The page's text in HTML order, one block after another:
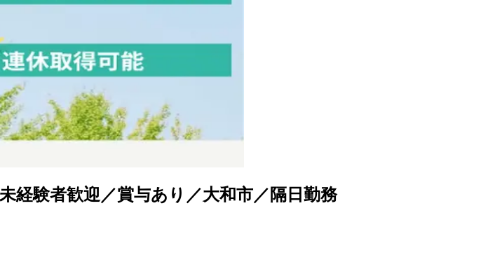
経験者歓迎／賞与あり／大和市／隔日勤務